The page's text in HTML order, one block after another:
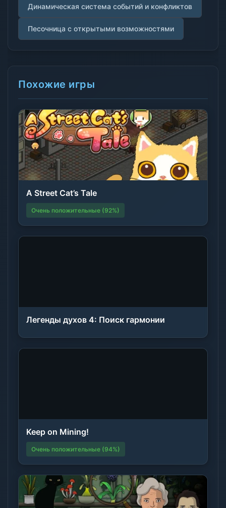
Динамическая система событий и конфликтов
Песочница с открытыми возможностями
Похожие игры
A Street Cat’s Tale
Очень положительные (92%)
Легенды духов 4: Поиск гармонии
Keep on Mining!
Очень положительные (94%)